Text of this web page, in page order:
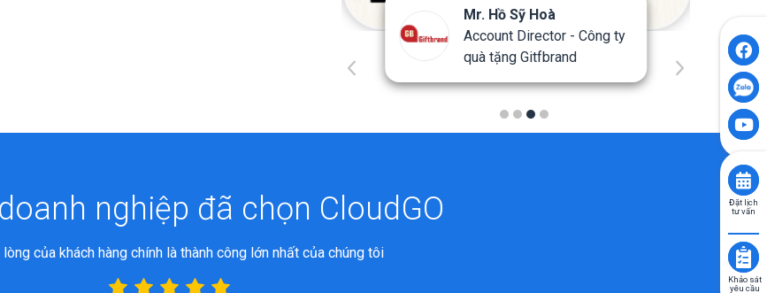
Mr. Hồ Sỹ Hoà
Account Director - Công ty
quà tặng Gitfbrand
nghiệp đã chọn CloudGO
của khách hàng chính là thành công lớn nhất của chúng tôi
Đặt lịch
tư vấn
Khảo sát
yêu cầu